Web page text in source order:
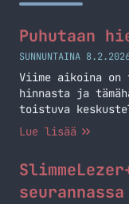
Puhutaan
SUNNUNTAINA
Viime aikoina
hinnasta ja
toistuva
on korkealla.
Lue lisää
seurannassa